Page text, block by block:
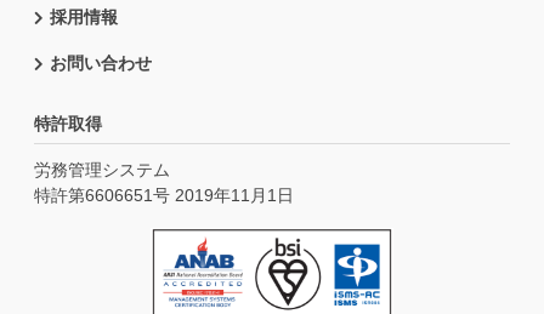
採用情報
お問い合わせ
特許取得
労務管理システム
特許第6606651号 2019年11月1日